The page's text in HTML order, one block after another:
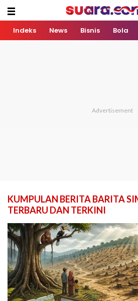
Indeks News Bisnis Bola
KUMPULAN BERITA BARITA
TERBARU DAN TERKINI